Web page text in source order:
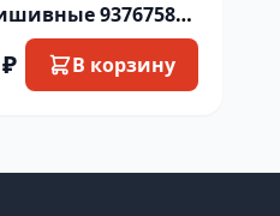
9376758
1шт серебро
В корзину